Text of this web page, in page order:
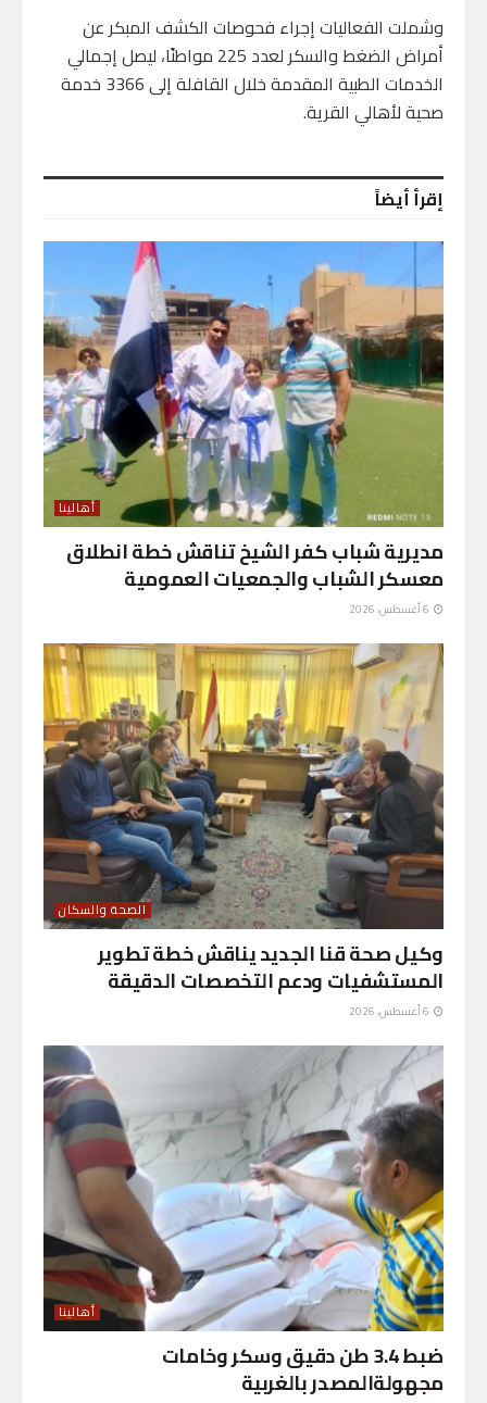
وشملت الفعاليات إجراء فحوصات الكشف المبكر عن
أمراض الضغط والسكر لعدد 225 مواطنًا، ليصل إجمالي
الخدمات الطبية المقدمة خلال القافلة إلى 3366 خدمة
صحية لأهالي القرية.
إقرأ أيضاً
أهالينا
مديرية شباب كفر الشيخ تناقش خطة انطلاق
معسكر الشباب والجمعيات العمومية
الصحة والسكان
وكيل صحة قنا الجديد يناقش خطة تطوير
المستشفيات ودعم التخصصات الدقيقة
أهالينا
ضبط 3.4 طن دقيق وسكر وخامات
مجهولةالمصدر بالغربية